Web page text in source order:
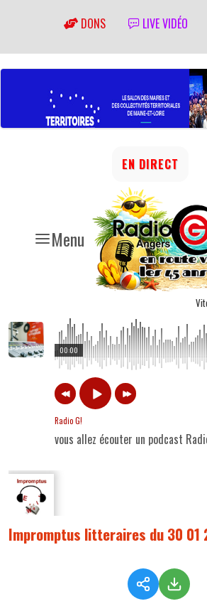
DONS LIVE VIDÉO
Menu
EN DIRECT
00:00
Radio G!
vous allez écouter un podcast
Impromptus litteraires du 30 01